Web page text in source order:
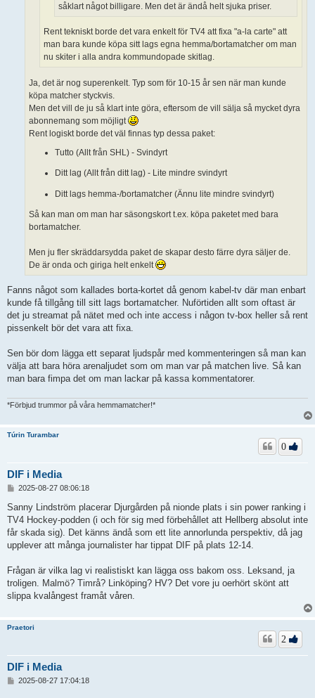
såklart något billigare. Men det är ändå helt sjuka priser.
Rent tekniskt borde det vara enkelt för TV4 att fixa "a-la carte" att
man bara kunde köpa sitt lags egna hemma/bortamatcher om man
nu skiter i alla andra kommundopade skitlag.
Ja, det är nog superenkelt. Typ som för 10-15 år sen när man kunde
köpa matcher styckvis.
Men det vill de ju så klart inte göra, eftersom de vill sälja så mycket dyra
abonnemang som möjligt
Rent logiskt borde det väl finnas typ dessa paket:
Tutto (Allt från SHL) - Svindyrt
Ditt lag (Allt från ditt lag) - Lite mindre svindyrt
Ditt lags hemma-/bortamatcher (Ännu lite mindre svindyrt)
Så kan man om man har säsongskort t.ex. köpa paketet med bara
bortamatcher.
Men ju fler skräddarsydda paket de skapar desto färre dyra säljer de.
De är onda och giriga helt enkelt
Fanns något som kallades borta-kortet då genom kabel-tv där man enbart
kunde få tillgång till sitt lags bortamatcher. Nuförtiden allt som oftast är
det ju streamat på nätet med och inte access i någon tv-box heller så rent
pissenkelt bör det vara att fixa.
Sen bör dom lägga ett separat ljudspår med kommenteringen så man kan
välja att bara höra arenaljudet som om man var på matchen live. Så kan
man bara fimpa det om man lackar på kassa kommentatorer.
*Förbjud trummor på våra hemmamatcher!*
Túrin Turambar
DIF i Media
0
l
ä
g
g
2025-08-27 08:06:18
Sanny Lindström placerar Djurgården på nionde plats i sin power ranking i
TV4 Hockey-podden (i och för sig med förbehållet att Hellberg absolut inte
får skada sig). Det känns ändå som ett lite annorlunda perspektiv, då jag
upplever att många journalister har tippat DIF på plats 12-14.
Frågan är vilka lag vi realistiskt kan lägga oss bakom oss. Leksand, ja
troligen. Malmö? Timrå? Linköping? HV? Det vore ju oerhört skönt att
slippa kvalångest framåt våren.
Praetori
DIF i Media
2
2025-08-27 17:04:18